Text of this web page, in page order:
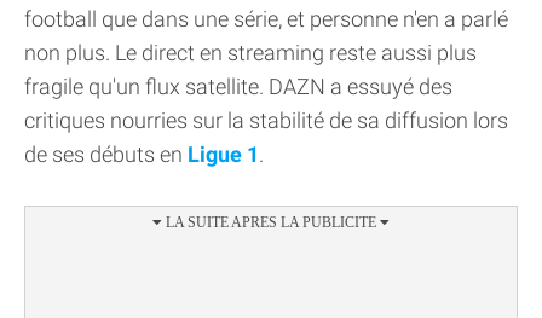
football que dans une série, et personne n'en a parlé
non plus. Le direct en streaming reste aussi plus
fragile qu'un flux satellite. DAZN a essuyé des
critiques nourries sur la stabilité de sa diffusion lors
de ses débuts en Ligue 1.